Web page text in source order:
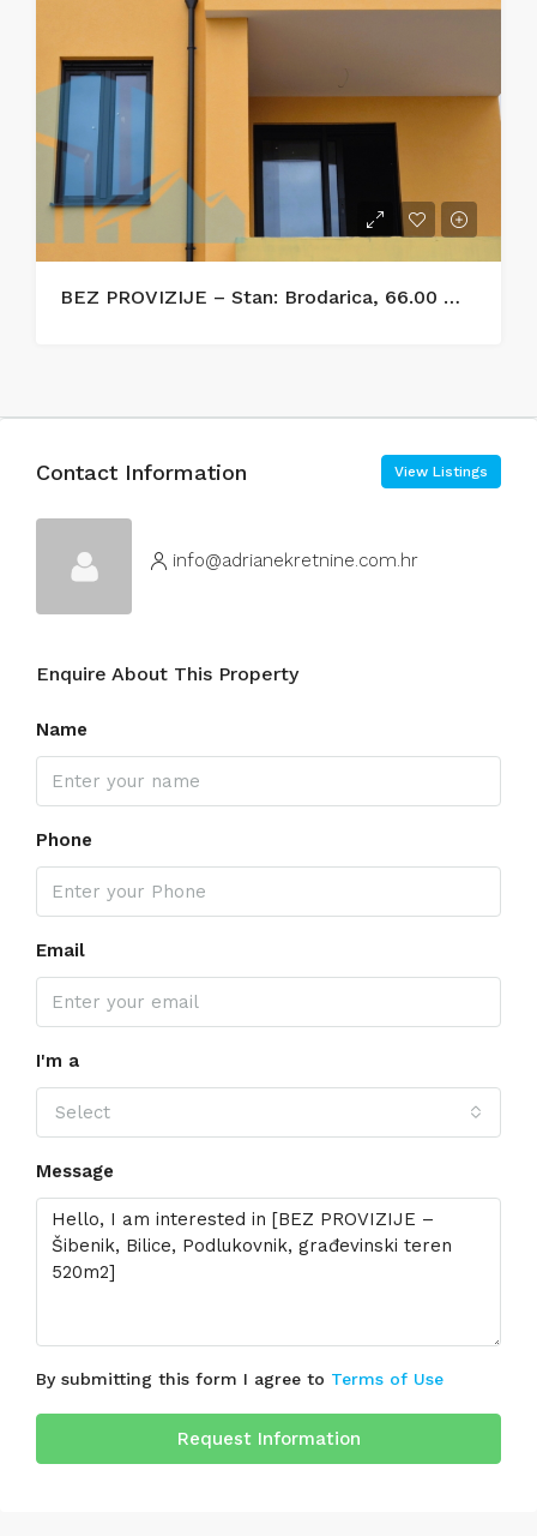
BEZ PROVIZIJE – Stan: Brodarica, 66.00 m2, novogradnja
Contact Information View Listings
info@adrianekretnine.com.hr
Enquire About This Property
Name
Phone
Email
I'm a
Select
Message
By submitting this form I agree to Terms of Use
Request Information